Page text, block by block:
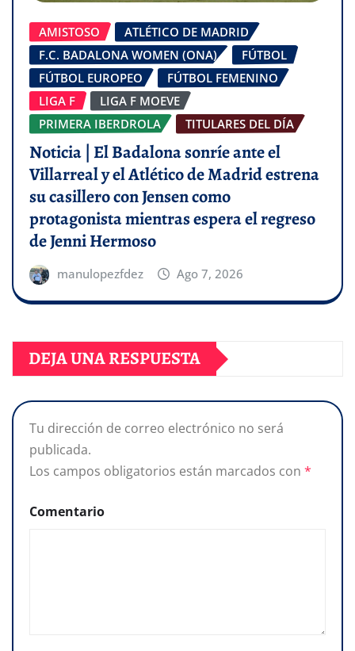
AMISTOSO
ATLÉTICO DE MADRID
F.C. BADALONA WOMEN (ONA)
FÚTBOL
FÚTBOL EUROPEO
FÚTBOL FEMENINO
LIGA F
LIGA F MOEVE
PRIMERA IBERDROLA
TITULARES DEL DÍA
Noticia | El Badalona sonríe ante el
Villarreal y el Atlético de Madrid estrena
su casillero con Jensen como
protagonista mientras espera el regreso
de Jenni Hermoso
manulopezfdez Ago 7, 2026
DEJA UNA RESPUESTA
Tu dirección de correo electrónico no será
publicada.
Los campos obligatorios están marcados con *
Comentario